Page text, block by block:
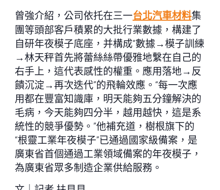
曾強介紹，公司依托在三一台北汽車材料集
團等頭部客戶積累的大批行業數據，構建了
自研年夜模子底座，并構成“數據→模子訓練
→林天秤首先將蕾絲絲帶優雅地繫在自己的
右手上，這代表感性的權重。應用落地→反
饋沉淀→再次迭代”的飛輪效應。“每一次應
用都在豐富知識庫，明天能夠五分鐘解決的
毛病，今天能夠四分半，越用越快，這是系
統性的競爭優勢。”他補充道，樹根旗下的
“根靈工業年夜模子”已通過國家級備案，是
廣東省首個通過工業領域備案的年夜模子，
為廣東省眾多制造企業供給服務。